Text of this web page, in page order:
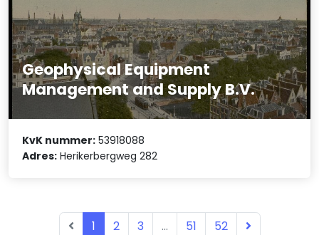
Geophysical Equipment
Management and Supply B.V.
KvK nummer: 53918088
Adres: Herikerbergweg 282
1 2 3 ... 51 52